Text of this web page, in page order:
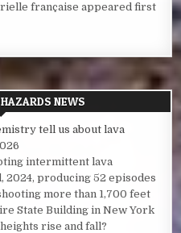
française appeared first
NEWS
tell us about lava
intermittent lava
2024, producing 52 episodes
more than 1,700 feet
State Building in New York
rise and fall?